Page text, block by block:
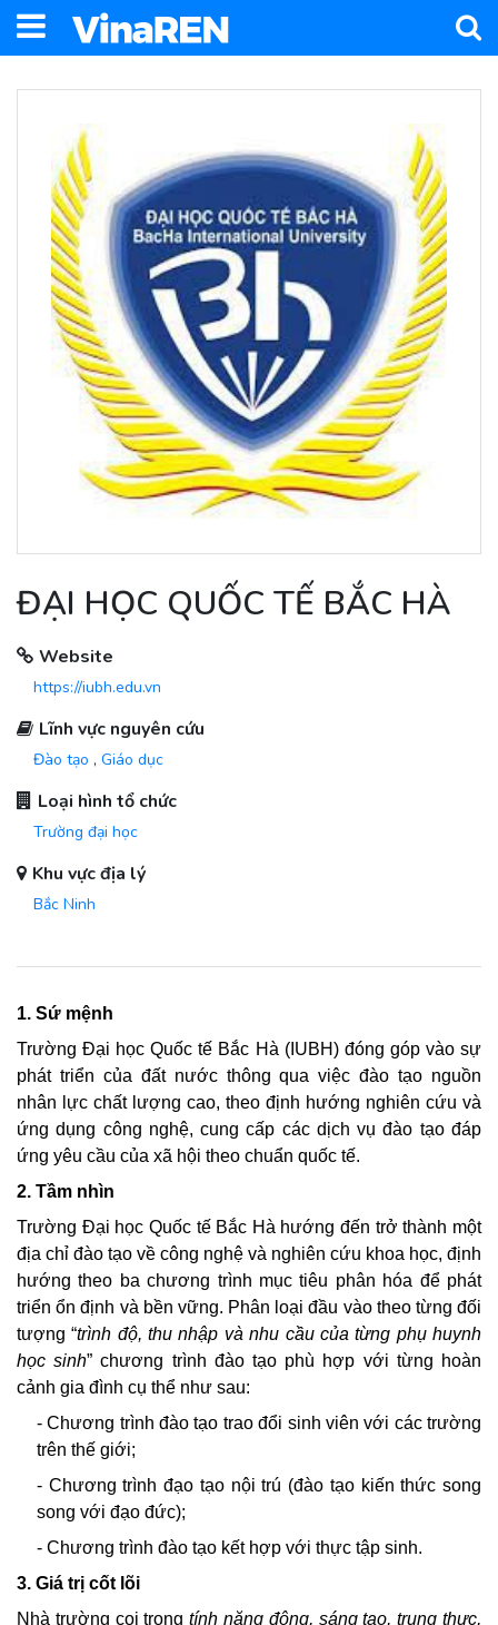
ĐẠI HỌC QUỐC TẾ BẮC HÀ
Website
https://iubh.edu.vn
Lĩnh vực nguyên cứu
Đào tạo , Giáo dục
Loại hình tổ chức
Trường đại học
Khu vực địa lý
Bắc Ninh
1. Sứ mệnh
Trường Đại học Quốc tế Bắc Hà (IUBH) đóng góp vào sự
phát triển của đất nước thông qua việc đào tạo nguồn
nhân lực chất lượng cao, theo định hướng nghiên cứu và
ứng dụng công nghệ, cung cấp các dịch vụ đào tạo đáp
ứng yêu cầu của xã hội theo chuẩn quốc tế.
2. Tầm nhìn
Trường Đại học Quốc tế Bắc Hà hướng đến trở thành một
địa chỉ đào tạo về công nghệ và nghiên cứu khoa học, định
hướng theo ba chương trình mục tiêu phân hóa để phát
triển ổn định và bền vững. Phân loại đầu vào theo từng đối
tượng “trình độ, thu nhập và nhu cầu của từng phụ huynh
học sinh” chương trình đào tạo phù hợp với từng hoàn
cảnh gia đình cụ thể như sau:
- Chương trình đào tạo trao đổi sinh viên với các trường
trên thế giới;
- Chương trình đạo tạo nội trú (đào tạo kiến thức song
song với đạo đức);
- Chương trình đào tạo kết hợp với thực tập sinh.
3. Giá trị cốt lõi
Nhà trường coi trọngtính năng động, sáng tạo, trung thực,